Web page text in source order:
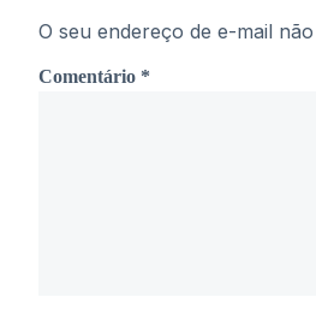
O seu endereço de e-mail
Comentário *